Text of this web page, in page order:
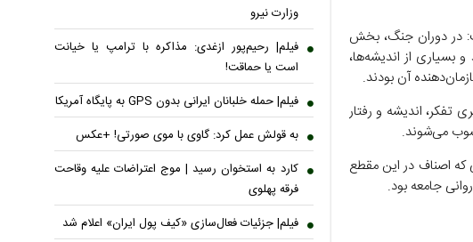
در دوران جنگ، بخش
بسیاری از اندیشه‌ها،
آن بودند.
تفکر، اندیشه و رفتار
می‌شوند.
که اصناف در این مقطع
جامعه بود.
وزارت نیرو
فیلم| رحیم‌پور ازغدی: مذاکره با ترامپ یا خیانت
است یا حماقت!
فیلم| حمله خلبانان ایرانی بدون GPS به پایگاه آمریکا
به قولش عمل کرد: گاوی با موی صورتی! +عکس
کارد به استخوان رسید | موج اعتراضات علیه وقاحت
فرقه پهلوی
فیلم| جزئیات فعال‌سازی «کیف پول ایران» اعلام شد